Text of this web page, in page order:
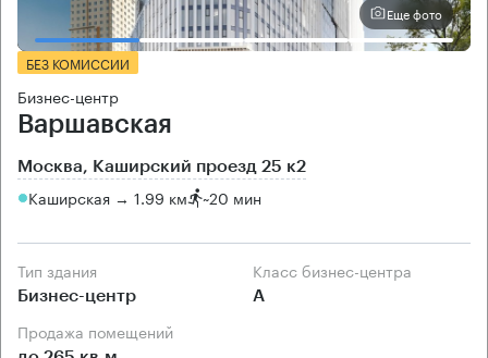
Еще фото
БЕЗ КОМИССИИ
Бизнес-центр
Варшавская
Москва, Каширский проезд 25 к2
Каширская → 1.99 км ~20 мин
Тип здания
Бизнес-центр
Класс бизнес-центра
А
Продажа помещений